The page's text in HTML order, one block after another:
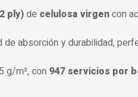
ply)de celulosa virgencon
de absorción y durabilidad,
g/m², con 947 servicios por